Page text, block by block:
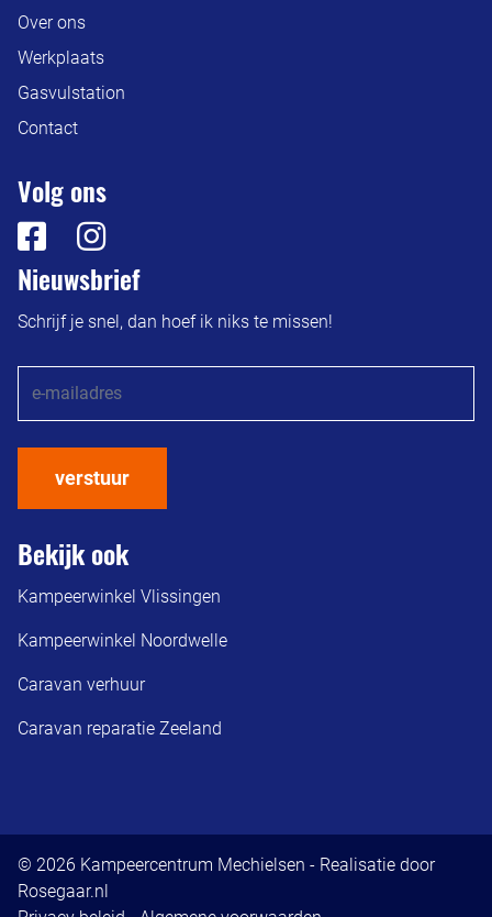
Over ons
Werkplaats
Gasvulstation
Contact
Volg ons
Nieuwsbrief
Schrijf je snel, dan hoef ik niks te missen!
verstuur
Bekijk ook
Kampeerwinkel Vlissingen
Kampeerwinkel Noordwelle
Caravan verhuur
Caravan reparatie Zeeland
© 2026 Kampeercentrum Mechielsen - Realisatie door
Rosegaar.nl